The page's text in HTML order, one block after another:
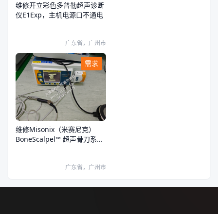
维修开立彩色多普勒超声诊断
仪E1Exp，主机电源口不通电
广东省，广州市
需求
维修Misonix（米赛尼克）
BoneScalpel™ 超声骨刀系统
广东省，广州市